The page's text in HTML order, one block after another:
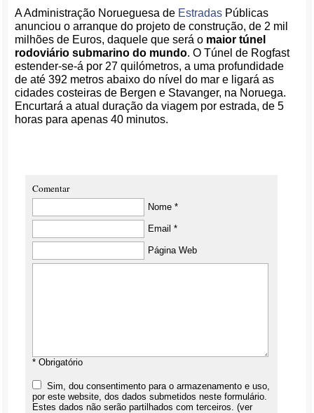
A Administração Norueguesa de Estradas Públicas
anunciou o arranque do projeto de construção, de 2 mil
milhões de Euros, daquele que será o maior túnel
rodoviário submarino do mundo. O Túnel de Rogfast
estender-se-á por 27 quilómetros, a uma profundidade
de até 392 metros abaixo do nível do mar e ligará as
cidades costeiras de Bergen e Stavanger, na Noruega.
Encurtará a atual duração da viagem por estrada, de 5
horas para apenas 40 minutos.
Comentar
Nome *
Email *
Página Web
* Obrigatório
Sim, dou consentimento para o armazenamento e uso,
por este website, dos dados submetidos neste formulário.
Estes dados não serão partilhados com terceiros. (ver